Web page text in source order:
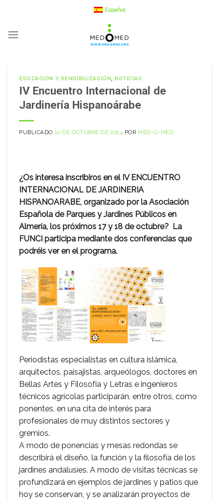
contenido
Español
EDUCACIÓN Y SENSIBILIZACIÓN, NOTICIAS
IV Encuentro Internacional de
Jardinería Hispanoárabe
PUBLICADO 10 DE OCTUBRE DE 2014 POR MED-O-MED
¿Os interesa inscribiros en el IV ENCUENTRO
INTERNACIONAL DE JARDINERIA
HISPANOARABE, organizado por la Asociación
Española de Parques y Jardines Públicos en
Almería, los próximos 17 y 18 de octubre? La
FUNCI participa mediante dos conferencias que
podréis ver en el programa.
Periodistas especialistas en cultura islámica,
arquitectos, paisajistas, arqueólogos, doctores en
Bellas Artes y Filosofía y Letras e ingenieros
técnicos agrícolas participarán, entre otros, como
ponentes, en una cita de interés para
profesionales de muy distintos sectores y
gremios.
A modo de ponencias y mesas redondas se
describirá el diseño, la función y la filosofía de los
jardines andalusíes. A modo de visitas técnicas se
profundizará en ejemplos de jardines y patios que
hoy se conservan, y se analizarán proyectos de